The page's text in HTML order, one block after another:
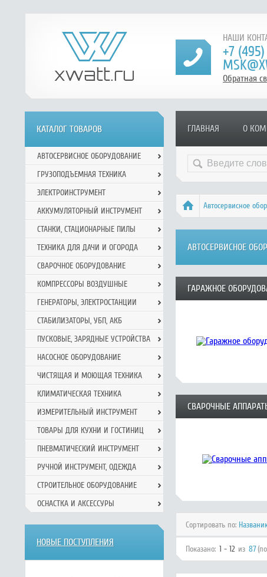
НАШИ
+7
Обратная
ГЛАВНАЯ О
Автосервисное
АВТОСЕРВИСНОЕ
ГАРАЖНОЕ
СВАРОЧНЫЕ
Сортировать по:
Показано: 1 - 12 из 87
КАТАЛОГ ТОВАРОВ
АВТОСЕРВИСНОЕ ОБОРУДОВАНИЕ
ГРУЗОПОДЪЕМНАЯ ТЕХНИКА
ЭЛЕКТРОИНСТРУМЕНТ
АККУМУЛЯТОРНЫЙ ИНСТРУМЕНТ
СТАНКИ, СТАЦИОНАРНЫЕ ПИЛЫ
ТЕХНИКА ДЛЯ ДАЧИ И ОГОРОДА
СВАРОЧНОЕ ОБОРУДОВАНИЕ
КОМПРЕССОРЫ ВОЗДУШНЫЕ
ГЕНЕРАТОРЫ, ЭЛЕКТРОСТАНЦИИ
СТАБИЛИЗАТОРЫ, УБП, АКБ
ПУСКОВЫЕ, ЗАРЯДНЫЕ УСТРОЙСТВА
НАСОСНОЕ ОБОРУДОВАНИЕ
ЧИСТЯЩАЯ И МОЮЩАЯ ТЕХНИКА
КЛИМАТИЧЕСКАЯ ТЕХНИКА
ИЗМЕРИТЕЛЬНЫЙ ИНСТРУМЕНТ
ТОВАРЫ ДЛЯ КУХНИ И ГОСТИНИЦ
ПНЕВМАТИЧЕСКИЙ ИНСТРУМЕНТ
РУЧНОЙ ИНCТРУМЕНТ, ОДЕЖДА
СТРОИТЕЛЬНОЕ ОБОРУДОВАНИЕ
ОСНАСТКА И АКСЕССУРЫ
НОВЫЕ ПОСТУПЛЕНИЯ